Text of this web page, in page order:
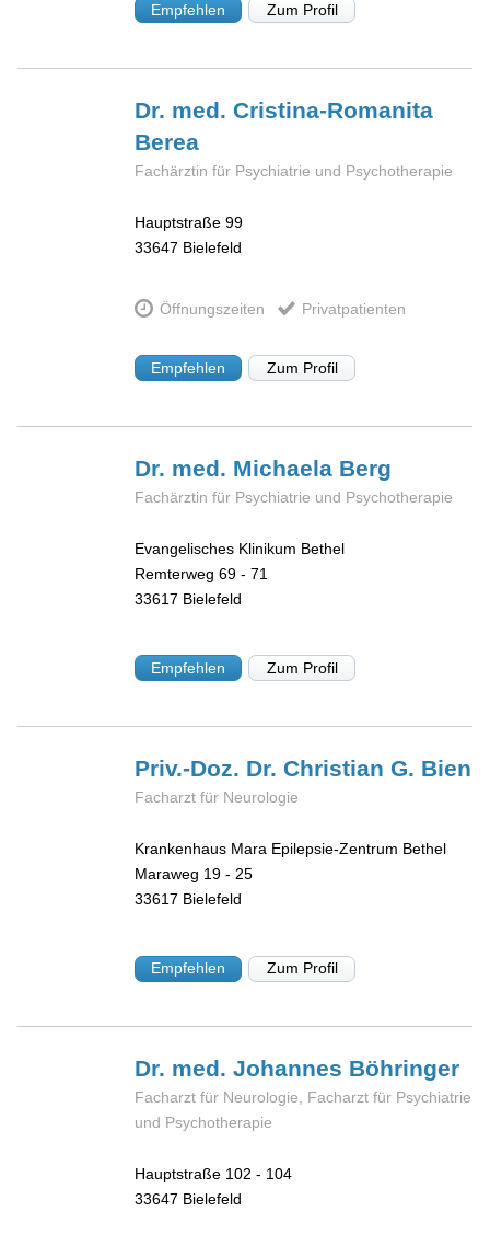
Empfehlen Zum Profil
Dr. med. Cristina-Romanita
Berea
Fachärztin für Psychiatrie und Psychotherapie
Hauptstraße 99
33647 Bielefeld
Öffnungszeiten Privatpatienten
Empfehlen Zum Profil
Dr. med. Michaela Berg
Fachärztin für Psychiatrie und Psychotherapie
Evangelisches Klinikum Bethel
Remterweg 69 - 71
33617 Bielefeld
Empfehlen Zum Profil
Priv.-Doz. Dr. Christian G. Bien
Facharzt für Neurologie
Krankenhaus Mara Epilepsie-Zentrum Bethel
Maraweg 19 - 25
33617 Bielefeld
Empfehlen Zum Profil
Dr. med. Johannes Böhringer
Facharzt für Neurologie, Facharzt für Psychiatrie
und Psychotherapie
Hauptstraße 102 - 104
33647 Bielefeld